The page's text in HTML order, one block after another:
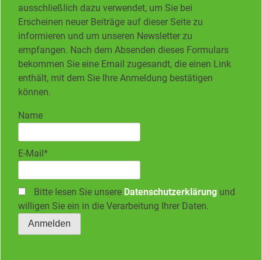
ausschließlich dazu verwendet, um Sie bei
Erscheinen neuer Beiträge auf dieser Seite zu
informieren und um unseren Newsletter zu
empfangen. Nach dem Absenden dieses Formulars
bekommen Sie eine Email zugesandt, die einen Link
enthält, mit dem Sie Ihre Anmeldung bestätigen
können.
Name
E-Mail*
Bitte lesen Sie unsere Datenschutzerklärung und
willigen Sie ein in die Verarbeitung Ihrer Daten.